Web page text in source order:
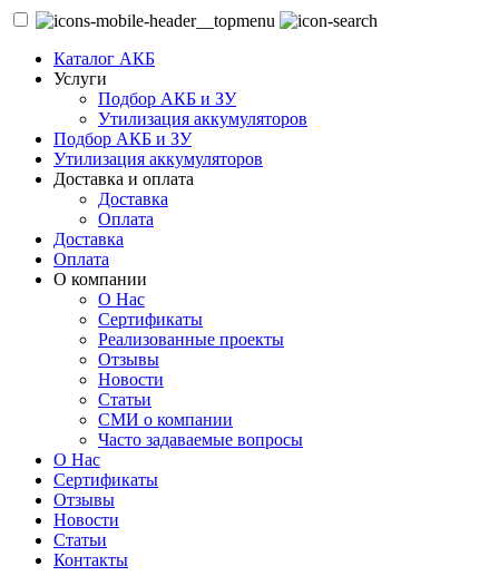
Каталог АКБ
Услуги
Подбор АКБ и ЗУ
Утилизация аккумуляторов
Подбор АКБ и ЗУ
Утилизация аккумуляторов
Доставка и оплата
Доставка
Оплата
Доставка
Оплата
О компании
О Нас
Сертификаты
Реализованные проекты
Отзывы
Новости
Статьи
СМИ о компании
Часто задаваемые вопросы
О Нас
Сертификаты
Отзывы
Новости
Статьи
Контакты